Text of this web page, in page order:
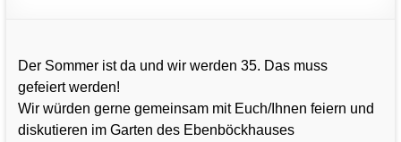
Der Sommer ist da und wir werden 35. Das muss
gefeiert werden!
Wir würden gerne gemeinsam mit Euch/Ihnen feiern und
diskutieren im Garten des Ebenböckhauses